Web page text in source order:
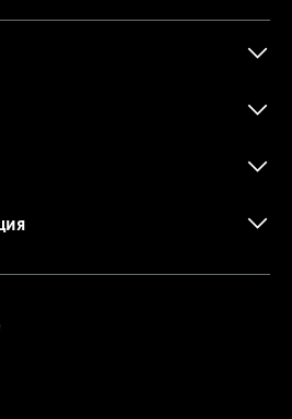
подъемный механизм